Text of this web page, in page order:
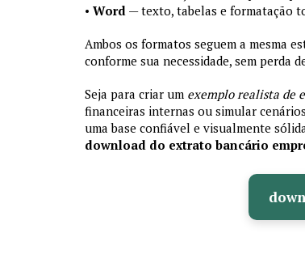
• Word — texto, tabelas e formatação
Ambos os formatos seguem a mesma
conforme sua necessidade, sem perda
Seja para criar um exemplo realista de
financeiras internas ou simular
uma base confiável e visualmente
download do extrato bancário